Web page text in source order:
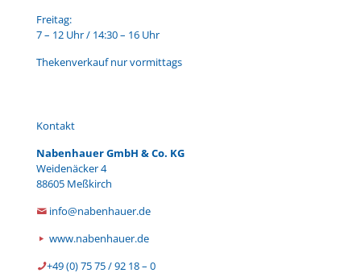
Freitag:
7 – 12 Uhr / 14:30 – 16 Uhr
Thekenverkauf nur vormittags
Kontakt
Nabenhauer GmbH & Co. KG
Weidenäcker 4
88605 Meßkirch
info@nabenhauer.de
www.nabenhauer.de
+49 (0) 75 75 / 92 18 – 0